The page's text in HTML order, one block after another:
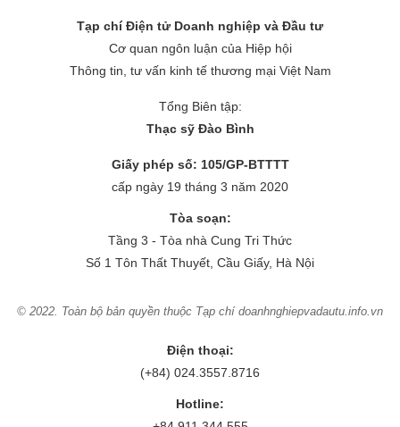
Tạp chí Điện tử Doanh nghiệp và Đầu tư
Cơ quan ngôn luận của Hiệp hội
Thông tin, tư vấn kinh tế thương mại Việt Nam
Tổng Biên tập:
Thạc sỹ Đào Bình
Giấy phép số: 105/GP-BTTTT
cấp ngày 19 tháng 3 năm 2020
Tòa soạn:
Tầng 3 - Tòa nhà Cung Tri Thức
Số 1 Tôn Thất Thuyết, Cầu Giấy, Hà Nội
© 2022. Toàn bộ bản quyền thuộc Tạp chí doanhnghiepvadautu.info.vn
Điện thoại:
(+84) 024.3557.8716
Hotline: